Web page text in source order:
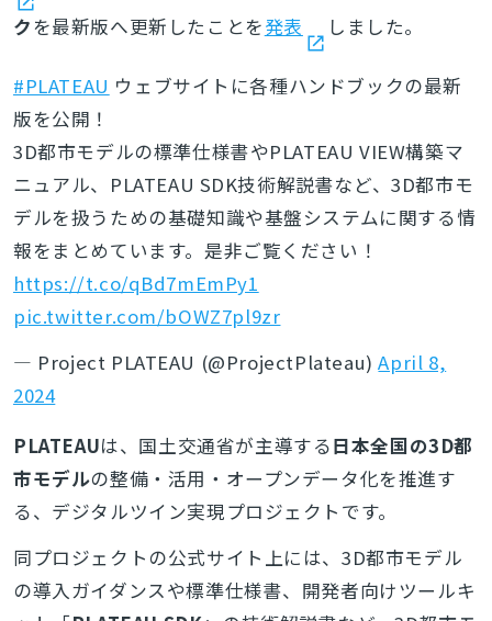
クを最新版へ更新したことを発表 しました。
#PLATEAU ウェブサイトに各種ハンドブックの最新
版を公開！
3D都市モデルの標準仕様書やPLATEAU VIEW構築マ
ニュアル、PLATEAU SDK技術解説書など、3D都市モ
デルを扱うための基礎知識や基盤システムに関する情
報をまとめています。是非ご覧ください！
https://t.co/qBd7mEmPy1
pic.twitter.com/bOWZ7pl9zr
— Project PLATEAU (@ProjectPlateau)April 8,
2024
PLATEAUは、国土交通省が主導する日本全国の3D都
市モデルの整備・活用・オープンデータ化を推進す
る、デジタルツイン実現プロジェクトです。
同プロジェクトの公式サイト上には、3D都市モデル
の導入ガイダンスや標準仕様書、開発者向けツールキ